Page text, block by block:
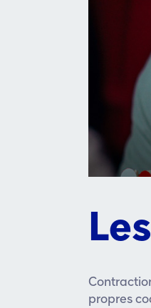
propres